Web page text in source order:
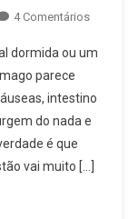
4 ComentáriosEm
O
E
O
Afetam
dormida ou um
parece
intestino
do nada e
é que
vai muito […]